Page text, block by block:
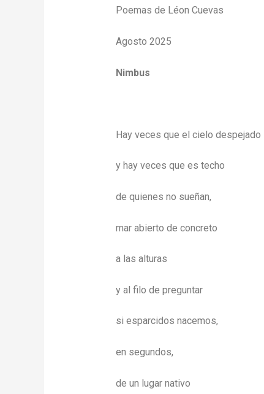
Poemas de Léon Cuevas
Agosto 2025
Nimbus
Hay veces que el cielo despejado
y hay veces que es techo
de quienes no sueñan,
mar abierto de concreto
a las alturas
y al filo de preguntar
si esparcidos nacemos,
en segundos,
de un lugar nativo